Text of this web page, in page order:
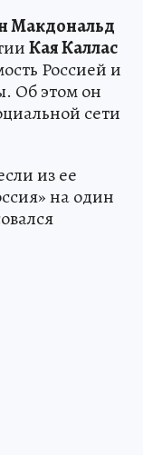
Макдональд
Кая Каллас
Россией и
Об этом он
сети
из ее
на один